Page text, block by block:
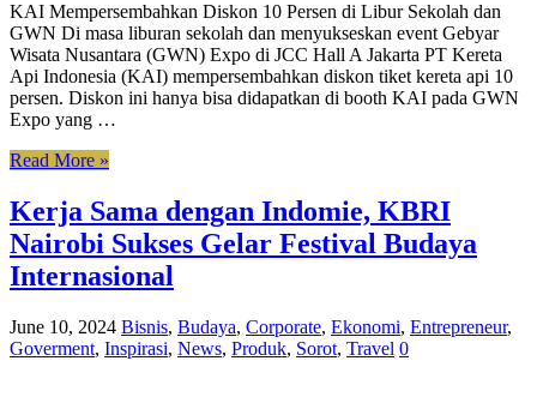
KAI Mempersembahkan Diskon 10 Persen di Libur Sekolah dan
GWN Di masa liburan sekolah dan menyukseskan event Gebyar
Wisata Nusantara (GWN) Expo di JCC Hall A Jakarta PT Kereta
Api Indonesia (KAI) mempersembahkan diskon tiket kereta api 10
persen. Diskon ini hanya bisa didapatkan di booth KAI pada GWN
Expo yang …
Read More »
Kerja Sama dengan Indomie, KBRI
Nairobi Sukses Gelar Festival Budaya
Internasional
June 10, 2024 Bisnis, Budaya, Corporate, Ekonomi, Entrepreneur,
Goverment, Inspirasi, News, Produk, Sorot, Travel 0